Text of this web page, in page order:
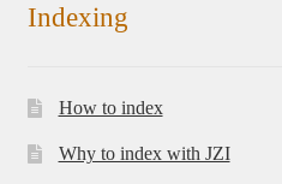
Indexing
How to index
Why to index with JZI